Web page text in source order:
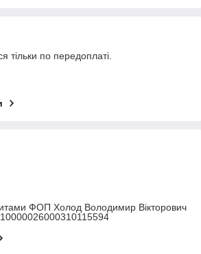
тільки по передоплаті.
ФОП Холод Володимир Вікторович